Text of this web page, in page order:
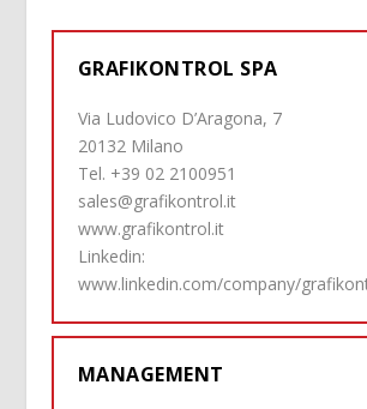
GRAFIKONTROL SPA
Via Ludovico D’Aragona, 7
20132 Milano
Tel. +39 02 2100951
sales@grafikontrol.it
www.grafikontrol.it
Linkedin:
www.linkedin.com/company/
MANAGEMENT